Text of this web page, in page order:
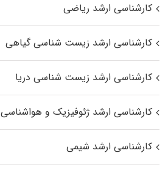
کارشناسی ارشد ریاضی
کارشناسی ارشد زیست‌ شناسی گیاهی
کارشناسی ارشد زیست‌ شناسی دریا
کارشناسی ارشد ژئوفیزیک و هواشناسی
کارشناسی ارشد شیمی